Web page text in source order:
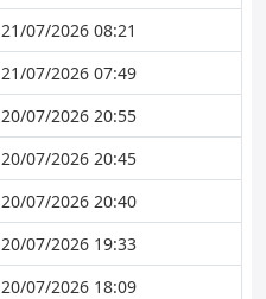
21/07/2026 08:21
21/07/2026 07:49
20/07/2026 20:55
20/07/2026 20:45
20/07/2026 20:40
20/07/2026 19:33
20/07/2026 18:09